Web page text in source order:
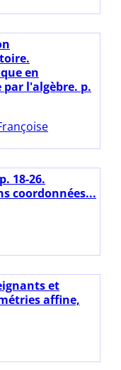
en
l'algèbre. p.
18-26.
coordonnées...
et
affine,